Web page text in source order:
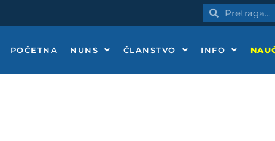
PretragaPretraga
POČETNA NUNS ČLANSTVO INFO